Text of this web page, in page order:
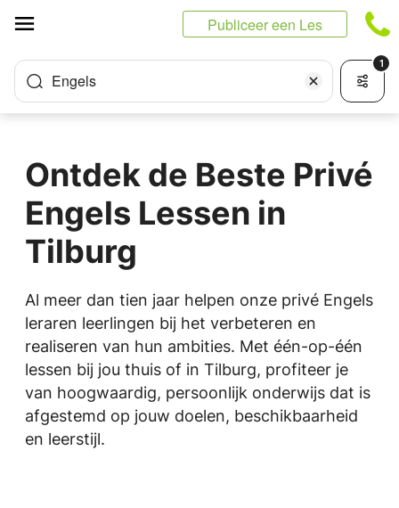
Publiceer een Les
Engels
1
Ontdek de Beste Privé
Engels Lessen in
Tilburg
Al meer dan tien jaar helpen onze privé Engels
leraren leerlingen bij het verbeteren en
realiseren van hun ambities. Met één-op-één
lessen bij jou thuis of in Tilburg, profiteer je
van hoogwaardig, persoonlijk onderwijs dat is
afgestemd op jouw doelen, beschikbaarheid
en leerstijl.